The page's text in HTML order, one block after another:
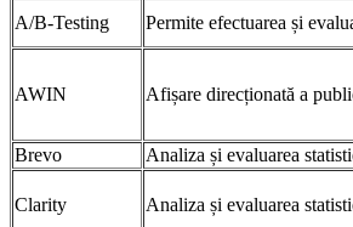
A/B-Testing
Permite efectuarea și
AWIN Afișare direcționată a
Brevo Analiza și evaluarea
Clarity Analiza și evaluarea